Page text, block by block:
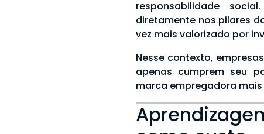
responsabilidade
diretamente nos pilares
vez mais valorizado por
Nesse contexto,
apenas cumprem seu
marca empregadora